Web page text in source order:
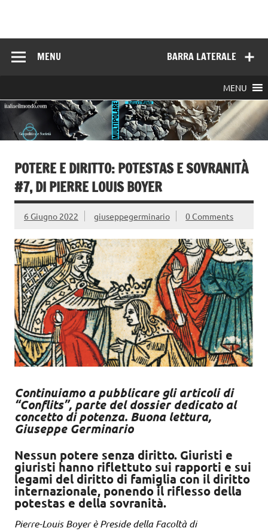
BARRA LATERALE
MENU
MENU
POTERE E DIRITTO: POTESTAS E SOVRANITÀ
#7, DI PIERRE LOUIS BOYER
6 Giugno 2022 giuseppegerminario 0 Comments
Continuiamo a pubblicare gli articoli di
“Conflits”, parte del dossier dedicato al
concetto di potenza. Buona lettura,
Giuseppe Germinario
Nessun potere senza diritto. Giuristi e
giuristi hanno riflettuto sui rapporti e sui
legami del diritto di famiglia con il diritto
internazionale, ponendo il riflesso della
potestas e della sovranità.
Pierre-Louis Boyer è Preside della Facoltà di